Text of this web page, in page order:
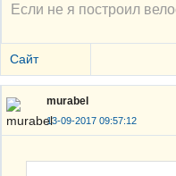
Если не я построил
Сайт
murabel
13-09-2017 09:57:12